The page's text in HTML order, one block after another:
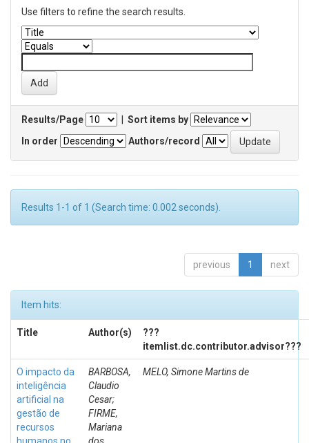
Use filters to refine the search results.
Results/Page
Sort items by
In order
Authors/record
Results 1-1 of 1 (Search time: 0.002 seconds).
previous 1 next
Item hits:
Title Author(s)
???
itemlist.dc.contributor.advisor???
O impacto da
inteligência
artificial na
gestão de
recursos
BARBOSA,
Claudio
Cesar;
FIRME,
Mariana
MELO, Simone Martins de